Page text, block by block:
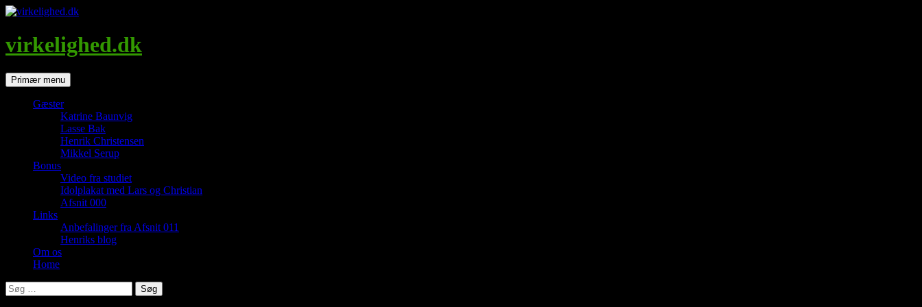
Hop
indhold
virkelighed.dk
SøgPrimær menu
Gæster
Katrine Baunvig
Lasse Bak
Henrik Christensen
Mikkel Serup
Bonus
Video fra studiet
Idolplakat med Lars og Christian
Afsnit 000
Links
Anbefalinger fra Afsnit 011
Henriks blog
Om os
Home
Søg
efter: